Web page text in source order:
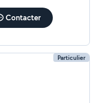
Contacter
Particulier